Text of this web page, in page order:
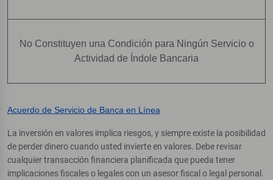
No Constituyen una Condición para Ningún Servicio o
Actividad de Índole Bancaria
Acuerdo de Servicio de Banca en Línea
La inversión en valores implica riesgos, y siempre existe la posibilidad
de perder dinero cuando usted invierte en valores. Debe revisar
cualquier transacción financiera planificada que pueda tener
implicaciones fiscales o legales con un asesor fiscal o legal personal.